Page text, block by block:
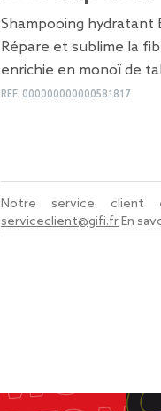
Shampooing hydratant
Répare et sublime la
enrichie en monoï de
REF. 000000000000581817
Notre service
serviceclient@gifi.frEn